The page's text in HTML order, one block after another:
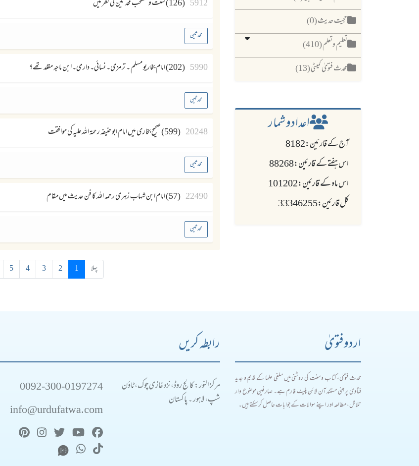
حجیت حدیث (0)
تعلیم وتعلم (410)
محدث فتویٰ کمیٹی (13)
اعدادو شمار
آج کے قارئین:8182
اس ہفتے کے قارئین:88268
اس ماہ کے قارئین:101202
کل قارئین:33346255
5912 (126) سنت و مستحب محدثین کی نظر میں
محدثین
5990 (202) امام بخاریو مسلم ۔ ترمزی۔ نسائی۔ دارمی۔ ابن ماجہ مقلد تھے؟
محدثین
20248 (599) صحیح بخاری میں امام ابو حنیفہ رحمۃ اللہ علیہ کی موافقت
محدثین
22490 (57) امام ابن شہاب زہری رحمہ اللہ کا فن حدیث میں مقام
محدثین
پہلا 1
2
3
4
5
اردو فتویٰ
محدث فتویٰ، کتاب و سنت کی روشنی میں سلفی علما کے قدیم و جدید
فتاویٰ پر مبنی مستند آن لائن پلیٹ فارم ہے۔ صارفین موضوع وار
تلاش، مطالعہ اور اپنے سوالات کے جوابات حاصل کر سکتے ہیں۔
رابطہ کریں
مرکز النور: کالج روڈ، نزد غازی چوک، ٹاؤن
شپ، لاہور ۔ پاکستان
0092-300-0197274
info@urdufatwa.com